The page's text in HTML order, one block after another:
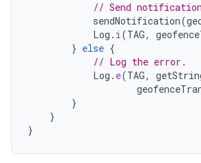
// Send
sendNotification(
Log . i(TAG,
} else {
// Log the error.
Log . e(TAG,
}
}
}